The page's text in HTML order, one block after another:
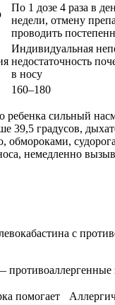
По 1 дозе 4 раза в
недели, отмену
проводить
Индивидуальная
недостаточность
в носу
160–180
ребенка сильный
39,5 градусов,
обмороками,
немедленно
с
помогает